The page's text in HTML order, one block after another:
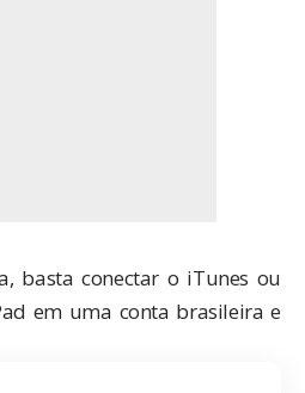
basta conectar o iTunes ou
em uma conta brasileira e